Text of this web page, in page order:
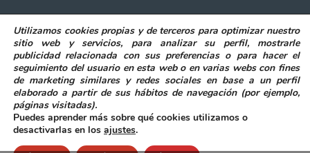
POLITICA DE PRIVACIDAD
AVISO LEGAL
POLITICA DE COOKIES
DECLARACIÓN DE ACCESIBILIDAD
Utilizamos cookies propias y de terceros para optimizar nuestro
sitio web y servicios, para analizar su perfil, mostrarle
publicidad relacionada con sus preferencias o para hacer el
seguimiento del usuario en esta web o en varias webs con fines
de marketing similares y redes sociales en base a un perfil
elaborado a partir de sus hábitos de navegación (por ejemplo,
páginas visitadas).
Puedes aprender más sobre qué cookies utilizamos o
desactivarlas en los ajustes.